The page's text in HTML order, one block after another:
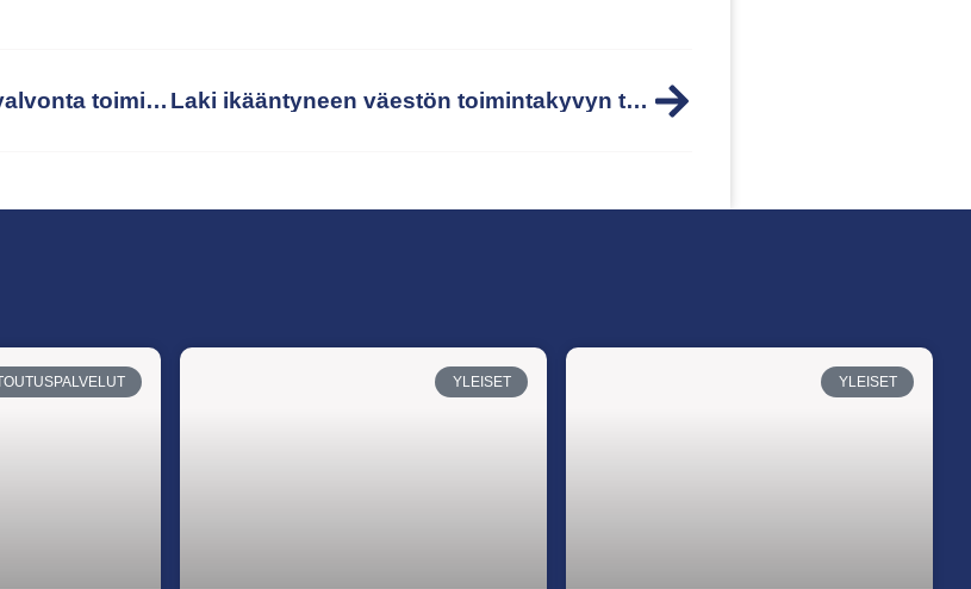
Näin hyvinvointialueen omavalvonta toimii ikääntyneiden asumispalveluissa Laki ikääntyneen väestön toimintakyvyn tukemisesta sekä iäkkäiden sosiaali- ja terveyspalveluista
YLEISET YLEISET